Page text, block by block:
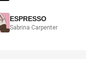
ESPRESSO
Sabrina Carpenter